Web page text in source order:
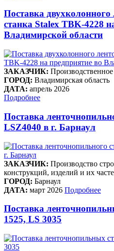
Поставка двухколонного
станка Stalex TBK-4228
Владимирской области
ЗАКАЗЧИК:
ГОРОД: Владимирская область
ДАТА: апрель 2026
Подробнее
Поставка
LSZ4040 в г. Барнаул
ЗАКАЗЧИК: Производство
конструкций, изделий и их
ГОРОД: Барнаул
ДАТА: март 2026 Подробнее
Поставка
1525, LS 3035